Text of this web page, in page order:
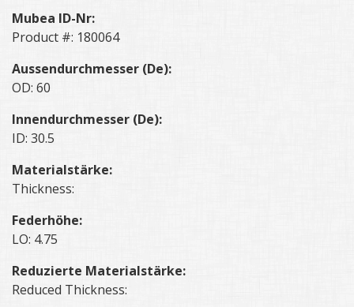
Mubea ID-Nr:
Product #: 180064
Aussendurchmesser (De):
OD: 60
Innendurchmesser (De):
ID: 30.5
Materialstärke:
Thickness:
Federhöhe:
LO: 4.75
Reduzierte Materialstärke:
Reduced Thickness: